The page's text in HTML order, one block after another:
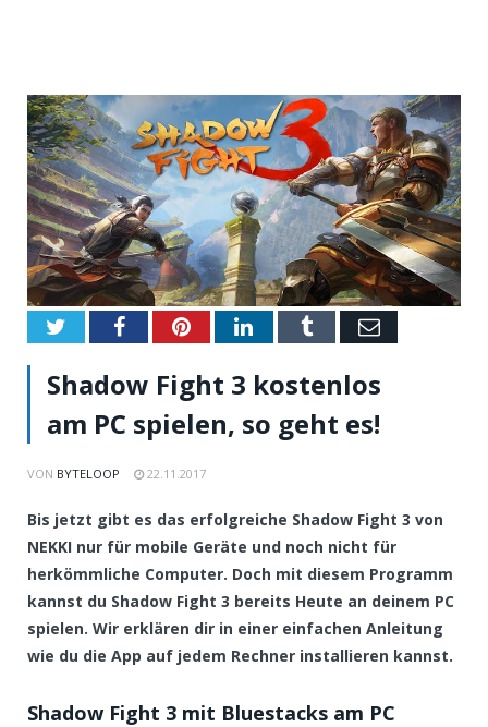
TwitterFacebookPinterestLinkedInTumblrEmail
Shadow Fight 3 kostenlos
am PC spielen, so geht es!
VON BYTELOOP 22.11.2017
Bis jetzt gibt es das erfolgreiche Shadow Fight 3 von
NEKKI nur für mobile Geräte und noch nicht für
herkömmliche Computer. Doch mit diesem Programm
kannst du Shadow Fight 3 bereits Heute an deinem PC
spielen. Wir erklären dir in einer einfachen Anleitung
wie du die App auf jedem Rechner installieren kannst.
Shadow Fight 3 mit Bluestacks am PC